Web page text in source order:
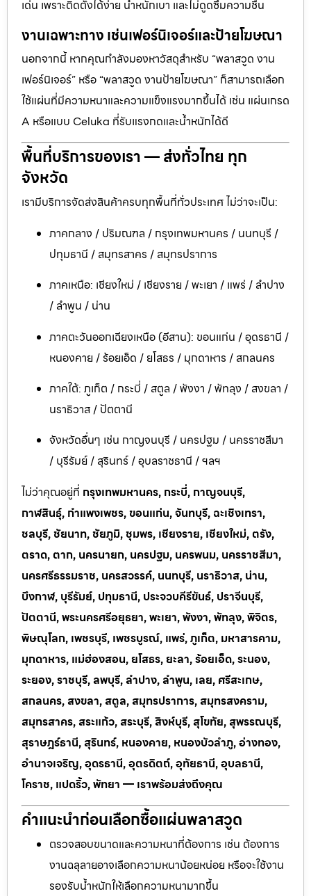
เด่น เพราะติดตั้งได้ง่าย น้ำหนักเบา และไม่ดูดซึมความชื้น
งานเฉพาะทาง เช่นเฟอร์นิเจอร์และป้ายโฆษณา
นอกจากนี้ หากคุณกำลังมองหาวัสดุสำหรับ “พลาสวูด งาน
เฟอร์นิเจอร์” หรือ “พลาสวูด งานป้ายโฆษณา” ก็สามารถเลือก
ใช้แผ่นที่มีความหนาและความแข็งแรงมากขึ้นได้ เช่น แผ่นเกรด
A หรือแบบ Celuka ที่รับแรงกดและน้ำหนักได้ดี
พื้นที่บริการของเรา — ส่งทั่วไทย ทุก
จังหวัด
เรามีบริการจัดส่งสินค้าครบทุกพื้นที่ทั่วประเทศ ไม่ว่าจะเป็น:
ภาคกลาง / ปริมณฑล / กรุงเทพมหานคร / นนทบุรี /
ปทุมธานี / สมุทรสาคร / สมุทรปราการ
ภาคเหนือ: เชียงใหม่ / เชียงราย / พะเยา / แพร่ / ลำปาง
/ ลำพูน / น่าน
ภาคตะวันออกเฉียงเหนือ (อีสาน): ขอนแก่น / อุดรธานี /
หนองคาย / ร้อยเอ็ด / ยโสธร / มุกดาหาร / สกลนคร
ภาคใต้: ภูเก็ต / กระบี่ / สตูล / พังงา / พัทลุง / สงขลา /
นราธิวาส / ปัตตานี
จังหวัดอื่นๆ เช่น กาญจนบุรี / นครปฐม / นครราชสีมา
/ บุรีรัมย์ / สุรินทร์ / อุบลราชธานี / ฯลฯ
ไม่ว่าคุณอยู่ที่ กรุงเทพมหานคร, กระบี่, กาญจนบุรี,
กาฬสินธุ์, กำแพงเพชร, ขอนแก่น, จันทบุรี, ฉะเชิงเทรา,
ชลบุรี, ชัยนาท, ชัยภูมิ, ชุมพร, เชียงราย, เชียงใหม่, ตรัง,
ตราด, ตาก, นครนายก, นครปฐม, นครพนม, นครราชสีมา,
นครศรีธรรมราช, นครสวรรค์, นนทบุรี, นราธิวาส, น่าน,
บึงกาฬ, บุรีรัมย์, ปทุมธานี, ประจวบคีรีขันธ์, ปราจีนบุรี,
ปัตตานี, พระนครศรีอยุธยา, พะเยา, พังงา, พัทลุง, พิจิตร,
พิษณุโลก, เพชรบุรี, เพชรบูรณ์, แพร่, ภูเก็ต, มหาสารคาม,
มุกดาหาร, แม่ฮ่องสอน, ยโสธร, ยะลา, ร้อยเอ็ด, ระนอง,
ระยอง, ราชบุรี, ลพบุรี, ลำปาง, ลำพูน, เลย, ศรีสะเกษ,
สกลนคร, สงขลา, สตูล, สมุทรปราการ, สมุทรสงคราม,
สมุทรสาคร, สระแก้ว, สระบุรี, สิงห์บุรี, สุโขทัย, สุพรรณบุรี,
สุราษฎร์ธานี, สุรินทร์, หนองคาย, หนองบัวลำภู, อ่างทอง,
อำนาจเจริญ, อุดรธานี, อุตรดิตถ์, อุทัยธานี, อุบลธานี,
โคราช, แปดริ้ว, พัทยา — เราพร้อมส่งถึงคุณ
คำแนะนำก่อนเลือกซื้อแผ่นพลาสวูด
ตรวจสอบขนาดและความหนาที่ต้องการ เช่น ต้องการ
งานฉลุลายอาจเลือกความหนาน้อยหน่อย หรือจะใช้งาน
รองรับน้ำหนักให้เลือกความหนามากขึ้น